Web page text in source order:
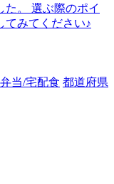
た。 選ぶ際のポイ
てみてください♪
当/宅配食 都道府県